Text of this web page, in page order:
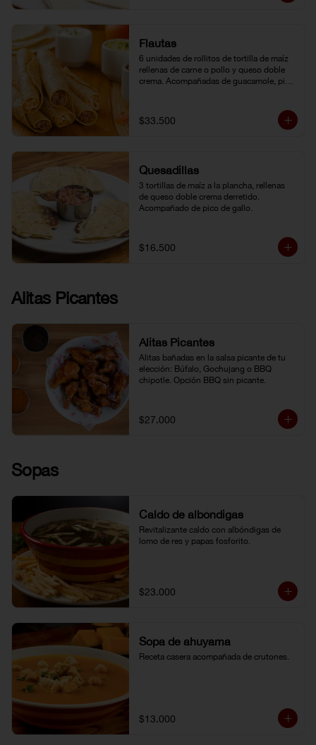
Flautas
6 unidades de rollitos de tortilla de maíz
rellenas de carne o pollo y queso doble
crema. Acompañadas de guacamole, pico
$33.500
Quesadillas
3 tortillas de maíz a la plancha, rellenas
de queso doble crema derretido.
Acompañado de pico de gallo.
$16.500
Alitas Picantes
Alitas Picantes
Alitas bañadas en la salsa picante de tu
elección: Búfalo, Gochujang o BBQ
chipotle. Opción BBQ sin picante.
$27.000
Sopas
Caldo de albóndigas
Revitalizante caldo con albóndigas de
lomo de res y papas fosforito.
$23.000
Sopa de ahuyama
Receta casera acompañada de crutones.
$13.000